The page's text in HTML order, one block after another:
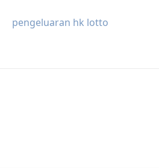
pengeluaran hk lotto